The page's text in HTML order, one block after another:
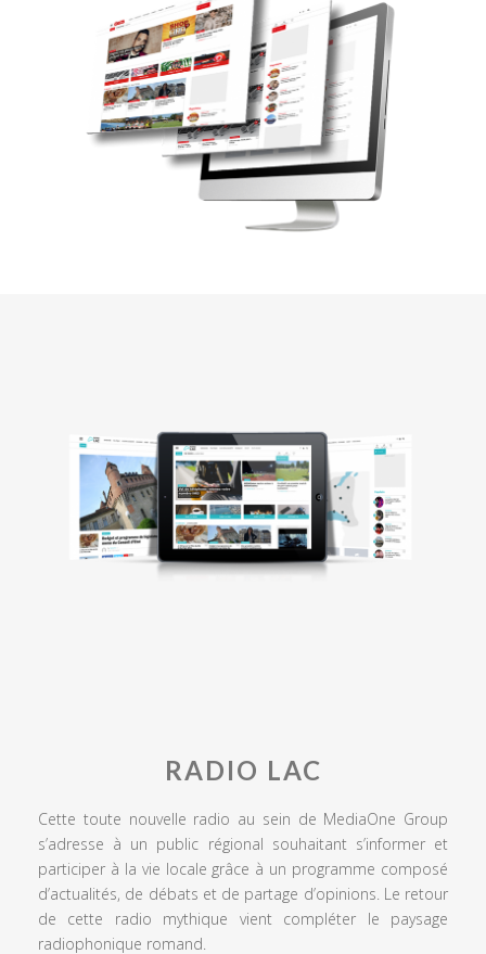
RADIO LAC
Cette toute nouvelle radio au sein de MediaOne Group
s’adresse à un public régional souhaitant s’informer et
participer à la vie locale grâce à un programme composé
d’actualités, de débats et de partage d’opinions. Le retour
de cette radio mythique vient compléter le paysage
radiophonique romand.